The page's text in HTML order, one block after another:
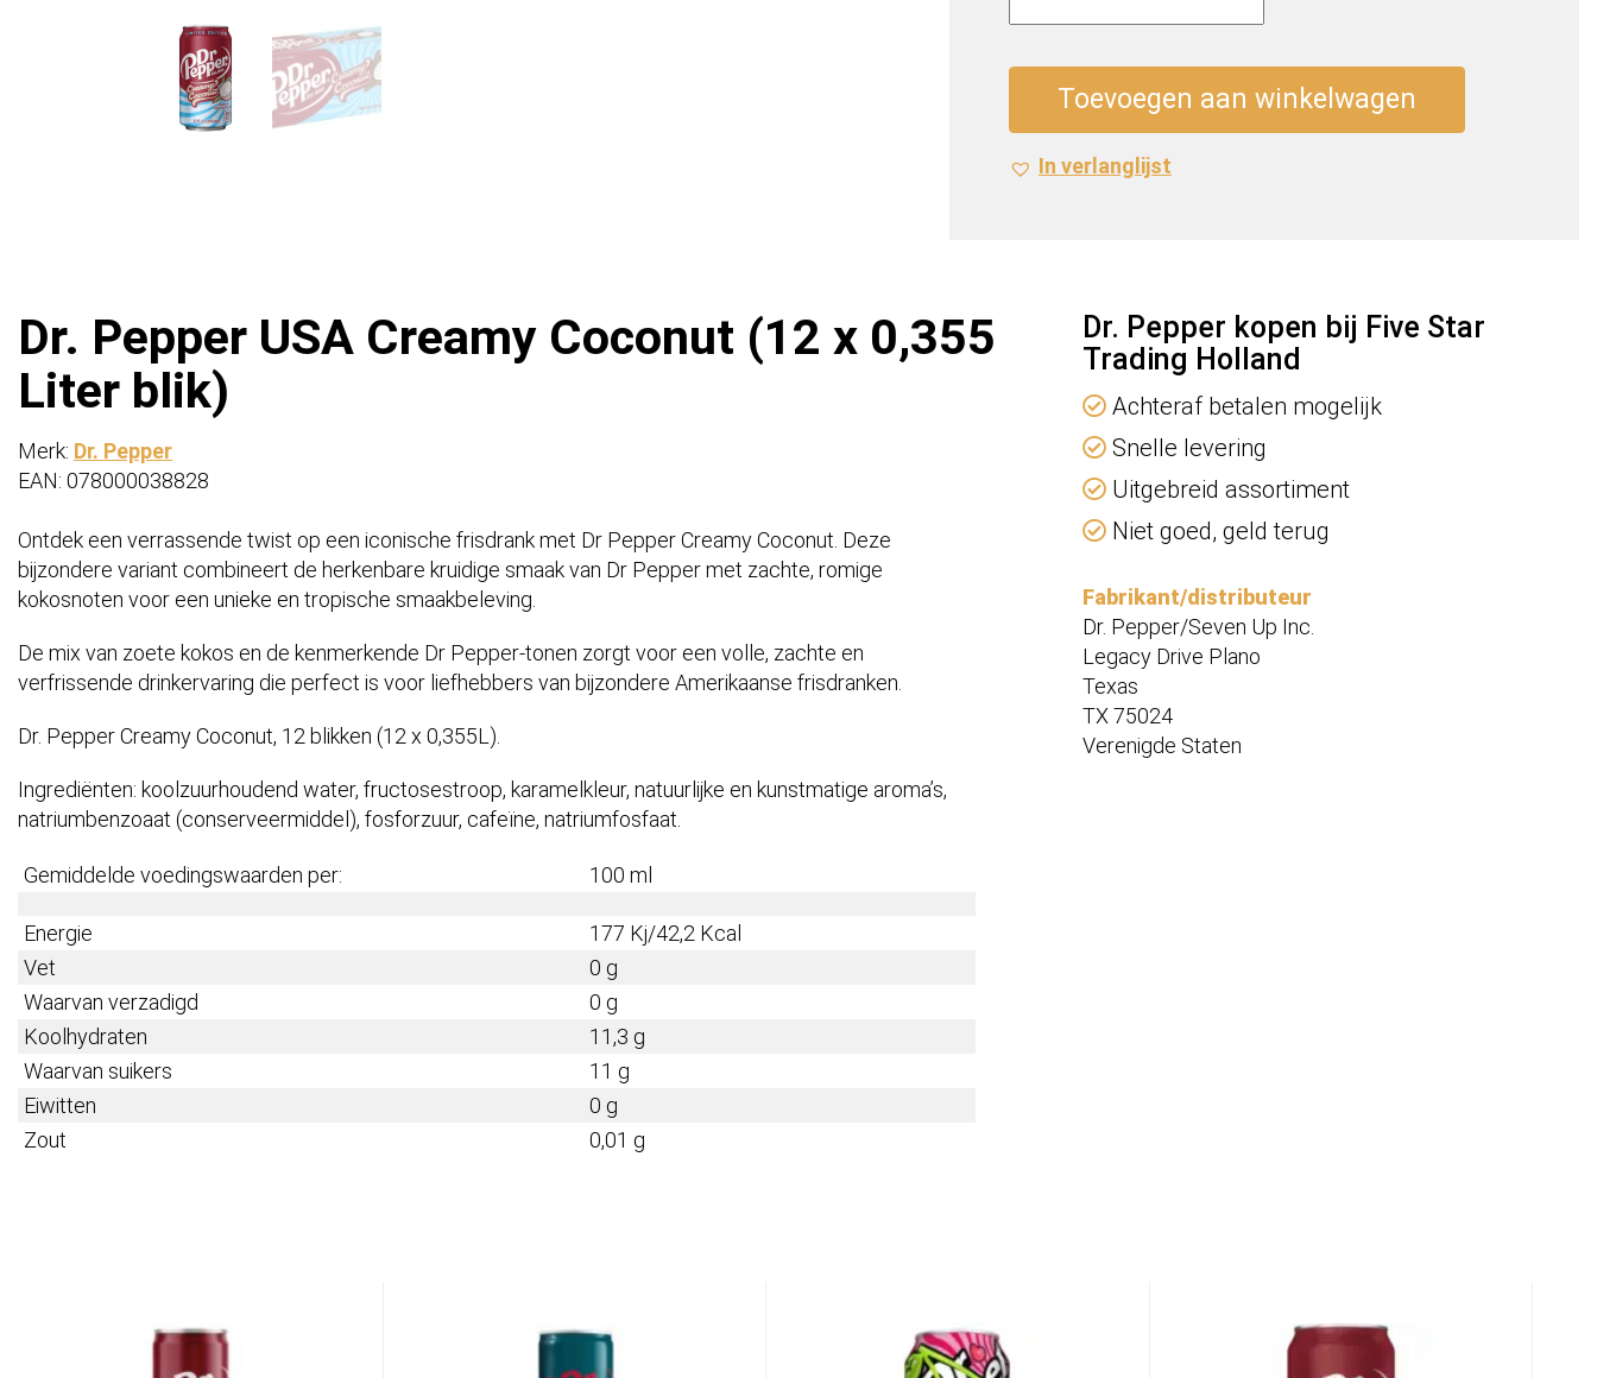
USA
x
0,355
Toevoegen aan winkelwagen
In verlanglijst
Dr. Pepper USA Creamy Coconut (12 x 0,355
Liter blik)
Merk: Dr. Pepper
EAN: 078000038828
Ontdek een verrassende twist op een iconische frisdrank met Dr Pepper Creamy Coconut. Deze
bijzondere variant combineert de herkenbare kruidige smaak van Dr Pepper met zachte, romige
kokosnoten voor een unieke en tropische smaakbeleving.
De mix van zoete kokos en de kenmerkende Dr Pepper-tonen zorgt voor een volle, zachte en
verfrissende drinkervaring die perfect is voor liefhebbers van bijzondere Amerikaanse frisdranken.
Dr. Pepper Creamy Coconut, 12 blikken (12 x 0,355L).
Ingrediënten: koolzuurhoudend water, fructosestroop, karamelkleur, natuurlijke en kunstmatige aroma’s,
natriumbenzoaat (conserveermiddel), fosforzuur, cafeïne, natriumfosfaat.
Gemiddelde voedingswaarden per: 100 ml
Energie
177 Kj/42,2 Kcal
Vet
0 g
Waarvan verzadigd
0 g
Koolhydraten
11,3 g
Waarvan suikers
11 g
Eiwitten
0 g
Zout
0,01 g
Dr. Pepper kopen bij Five Star
Trading Holland
Achteraf betalen mogelijk
Snelle levering
Uitgebreid assortiment
Niet goed, geld terug
Fabrikant/distributeur
Dr. Pepper/Seven Up Inc.
Legacy Drive Plano
Texas
TX 75024
Verenigde Staten